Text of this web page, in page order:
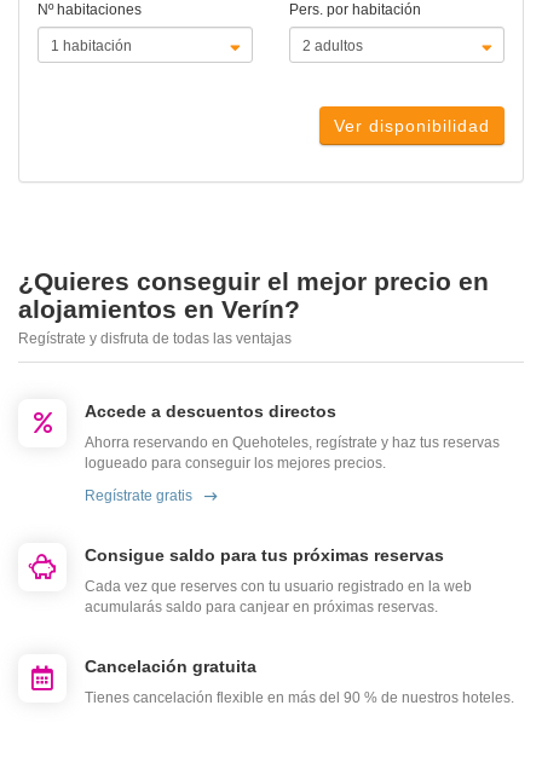
Nº habitaciones Pers. por habitación
Ver disponibilidad
¿Quieres conseguir el mejor precio en
alojamientos en Verín?
Regístrate y disfruta de todas las ventajas
Accede a descuentos directos
Ahorra reservando en Quehoteles, regístrate y haz tus reservas
logueado para conseguir los mejores precios.
Regístrate gratis
Consigue saldo para tus próximas reservas
Cada vez que reserves con tu usuario registrado en la web
acumularás saldo para canjear en próximas reservas.
Cancelación gratuita
Tienes cancelación flexible en más del 90 % de nuestros hoteles.